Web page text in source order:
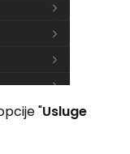
"Usluge